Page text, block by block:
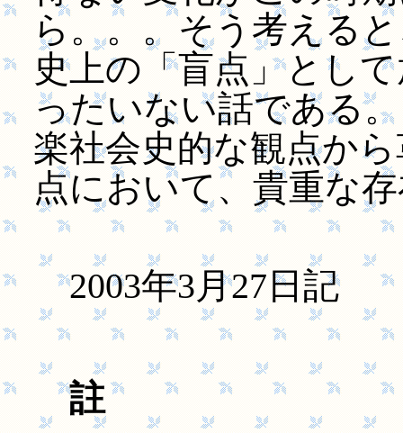
ら。。。そう考える
史上の「盲点」とし
ったいない話である
楽社会史的な観点か
点において、貴重な
2003年3月27日記
註